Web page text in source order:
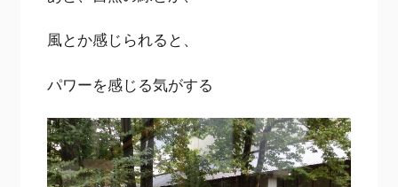
風とか感じられると、
パワーを感じる気がする